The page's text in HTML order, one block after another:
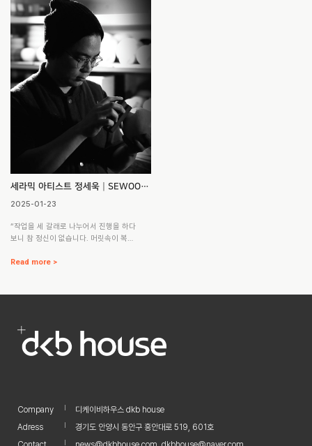
진 작업, 리서치 및 아카이브를 기반으로
공간의 새로운 가능성을 탐구하는 협업
형 디자인 스튜디오입니다. 이들은 건축
을 하나의 완결된 결과물이 아니라 도시
와 사람, 시간의 흐름 속에서 끊임없이 변
화하는 플랫폼으로 바라보며, 공간 설계
뿐 아니라 전시, 출판, 도시 기록, 디지털
아카이브 등 다양한 매체를 넘나드는 작
업을 이어가고 있습니다.”최수희 건축가
는 한국에서 건축을 공…
세라믹 아티스트 정세욱┃SEWOOK
2025-01-23
“작업을 세 갈래로 나누어서 진행을 하다
보니 참 정신이 없습니다. 머릿속이 복잡
진행을 하고 있습니다. 특히 화분 같은 경
아집니다. 아이가 생긴 이후로는 경제적
습니다. 상품성과 생산성은 떨어지는 이
방식이 오히려 대량의 상품들을 디스플
레이 했을 때, 큰 힘을 가지는 거 같기도
Read more >
Company
디케이비하우스 dkb house
Adress
경기도 안양시 동안구 흥안대로 519, 601호